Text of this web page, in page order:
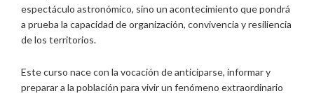
espectáculo astronómico, sino un acontecimiento que pondrá
a prueba la capacidad de organización, convivencia y resiliencia
de los territorios.
Este curso nace con la vocación de anticiparse, informar y
preparar a la población para vivir un fenómeno extraordinario